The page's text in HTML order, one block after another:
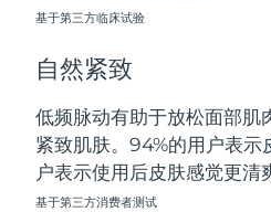
基于第三方临床试验
自然紧致
低频脉动有助于放松面部肌
紧致肌肤。94%的用户表示
户表示使用后皮肤感觉更清
基于第三方消费者测试
中国澳门特别行政区
马来西亚
马耳他